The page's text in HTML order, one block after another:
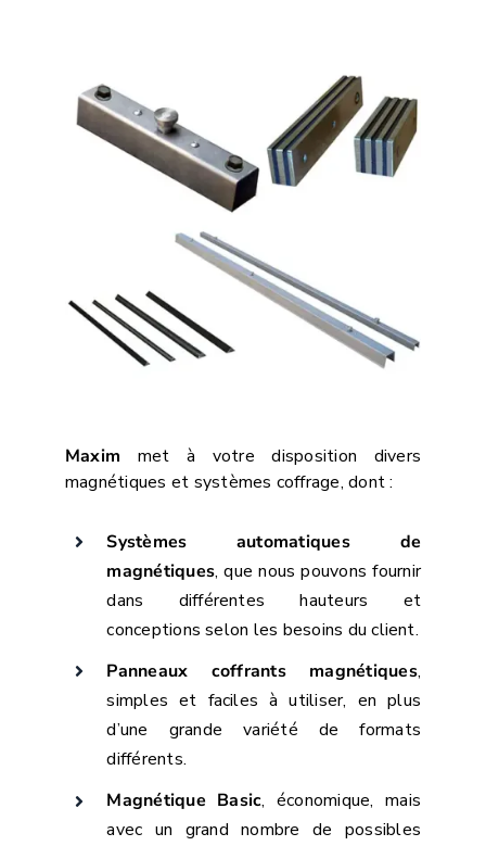
Maxim met à votre disposition divers
magnétiques et systèmes coffrage, dont :
Systèmes automatiques de
magnétiques, que nous pouvons fournir
dans différentes hauteurs et
conceptions selon les besoins du client.
Panneaux coffrants magnétiques,
simples et faciles à utiliser, en plus
d’une grande variété de formats
différents.
Magnétique Basic, économique, mais
avec un grand nombre de possibles